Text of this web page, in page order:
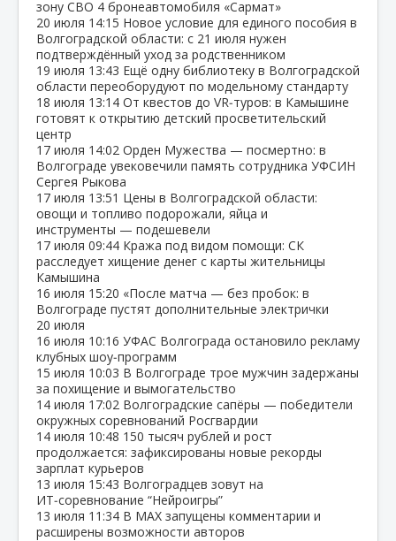
зону СВО 4 бронеавтомобиля «Сармат»
20 июля 14:15 Новое условие для единого пособия в
Волгоградской области: с 21 июля нужен
подтверждённый уход за родственником
19 июля 13:43 Ещё одну библиотеку в Волгоградской
области переоборудуют по модельному стандарту
18 июля 13:14 От квестов до VR‑туров: в Камышине
готовят к открытию детский просветительский
центр
17 июля 14:02 Орден Мужества — посмертно: в
Волгограде увековечили память сотрудника УФСИН
Сергея Рыкова
17 июля 13:51 Цены в Волгоградской области:
овощи и топливо подорожали, яйца и
инструменты — подешевели
17 июля 09:44 Кража под видом помощи: СК
расследует хищение денег с карты жительницы
Камышина
16 июля 15:20 «После матча — без пробок: в
Волгограде пустят дополнительные электрички
20 июля
16 июля 10:16 УФАС Волгограда остановило рекламу
клубных шоу‑программ
15 июля 10:03 В Волгограде трое мужчин задержаны
за похищение и вымогательство
14 июля 17:02 Волгоградские сапёры — победители
окружных соревнований Росгвардии
14 июля 10:48 150 тысяч рублей и рост
продолжается: зафиксированы новые рекорды
зарплат курьеров
13 июля 15:43 Волгоградцев зовут на
ИТ‑соревнование “Нейроигры”
13 июля 11:34 В МАХ запущены комментарии и
расширены возможности авторов